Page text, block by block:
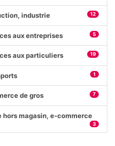
industrie 12
aux entreprises 5
aux particuliers 19
1
de gros 7
hors magasin, e-commerce
3